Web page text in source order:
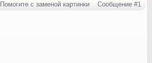
с заменой картинки Сообщение #1